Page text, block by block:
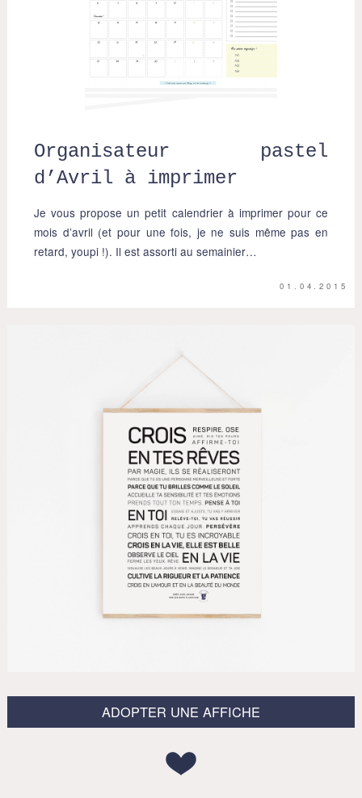
Organisateur pastel
d’Avril à imprimer
Je vous propose un petit calendrier à imprimer pour ce
mois d’avril (et pour une fois, je ne suis même pas en
retard, youpi !). Il est assorti au semainier…
01.04.2015
ADOPTER UNE AFFICHE